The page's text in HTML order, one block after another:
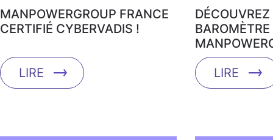
MANPOWERGROUP FRANCE
CERTIFIÉ CYBERVADIS !
LIRE
DÉCOUVREZ
LIRE